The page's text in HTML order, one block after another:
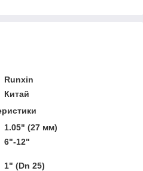
Runxin
Китай
1.05" (27 мм)
6"-12"
1" (Dn 25)